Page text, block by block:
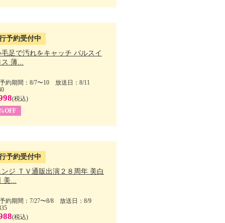
予約受付中
毛足で汚れをキャッチ パルスイ
ス 薄...
約期間：8/7〜10 放送日：8/11
(税込)
予約受付中
ンジ ＴＶ通販出演２８周年 美白
美...
約期間：7/27〜8/8 放送日：8/9
(税込)